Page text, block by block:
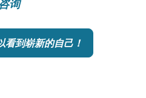
询
看到崭新的自己！